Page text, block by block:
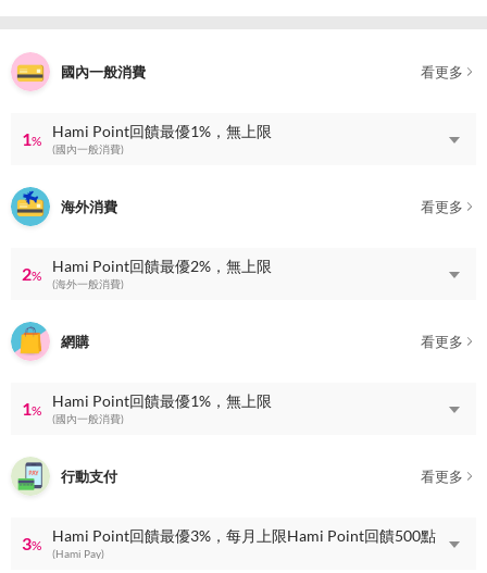
國內一般消費 看更多
1%
Hami Point回饋最優1%，無上限
(國內一般消費)
海外消費 看更多
2%
Hami Point回饋最優2%，無上限
(海外一般消費)
網購 看更多
1%
Hami Point回饋最優1%，無上限
(國內一般消費)
行動支付 看更多
3%
Hami Point回饋最優3%，每月上限Hami Point回饋500點
(Hami Pay)